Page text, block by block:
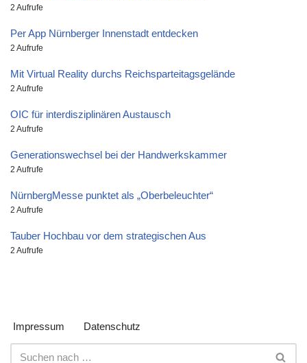
2 Aufrufe
Per App Nürnberger Innenstadt entdecken
2 Aufrufe
Mit Virtual Reality durchs Reichsparteitagsgelände
2 Aufrufe
OIC für interdisziplinären Austausch
2 Aufrufe
Generationswechsel bei der Handwerkskammer
2 Aufrufe
NürnbergMesse punktet als „Oberbeleuchter“
2 Aufrufe
Tauber Hochbau vor dem strategischen Aus
2 Aufrufe
Impressum Datenschutz